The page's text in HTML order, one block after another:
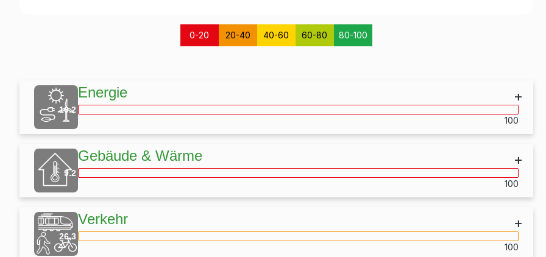
0-20 20-40 40-60 60-80 80-100
Energie
10.2
100
Ökostrom für kommunale Liegenschaften
Gebäude & Wärme
9.2
100
Verkehr
26.3
100